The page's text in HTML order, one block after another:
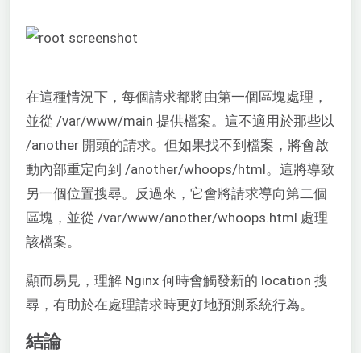
在這種情況下，每個請求都將由第一個區塊處理，
並從 /var/www/main 提供檔案。這不適用於那些以
/another 開頭的請求。但如果找不到檔案，將會啟
動內部重定向到 /another/whoops/html。這將導致
另一個位置搜尋。反過來，它會將請求導向第二個
區塊，並從 /var/www/another/whoops.html 處理
該檔案。
顯而易見，理解 Nginx 何時會觸發新的 location 搜
尋，有助於在處理請求時更好地預測系統行為。
結論